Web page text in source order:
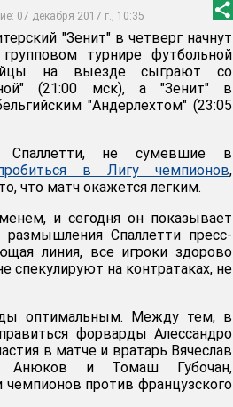
07 декабря 2017 г., 10:35
"Зенит" в четверг начнут
турнире футбольной
на выезде сыграют со
(21:00 мск), а "Зенит" в
"Андерлехтом" (23:05
Спаллетти, не сумевшие в
в Лигу чемпионов,
что матч окажется легким.
и сегодня он показывает
Спаллетти пресс-
линия, все игроки здорово
спекулируют на контратаках, не
оптимальным. Между тем, в
форварды Алессандро
в матче и вратарь Вячеслав
Анюков и Томаш Губочан,
против французского